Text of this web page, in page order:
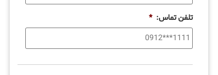
تلفن تماس: *